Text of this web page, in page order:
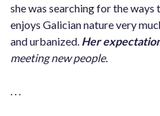
she was searching for the ways
enjoys Galician nature very
and urbanized. Her
meeting new people.